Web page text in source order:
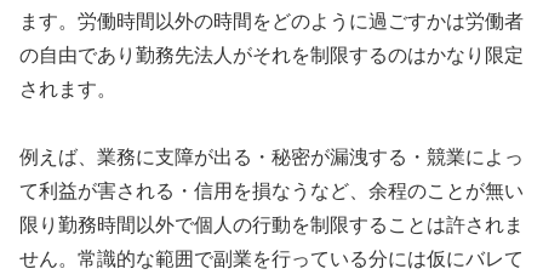
ます。労働時間以外の時間をどのように過ごすかは労働者
の自由であり勤務先法人がそれを制限するのはかなり限定
されます。
例えば、業務に支障が出る・秘密が漏洩する・競業によっ
て利益が害される・信用を損なうなど、余程のことが無い
限り勤務時間以外で個人の行動を制限することは許されま
せん。常識的な範囲で副業を行っている分には仮にバレて